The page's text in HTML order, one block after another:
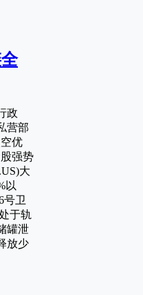
政
营部
优
强势
大
以
号卫
于轨
罐泄
放少